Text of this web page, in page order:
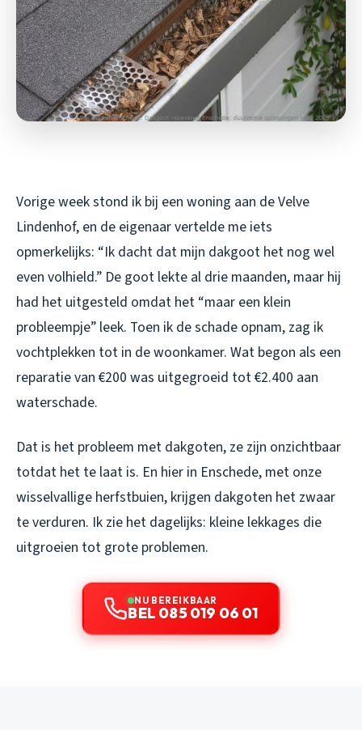
Vorige week stond ik bij een woning aan de Velve
Lindenhof, en de eigenaar vertelde me iets
opmerkelijks: “Ik dacht dat mijn dakgoot het nog wel
even volhield.” De goot lekte al drie maanden, maar hij
had het uitgesteld omdat het “maar een klein
probleempje” leek. Toen ik de schade opnam, zag ik
vochtplekken tot in de woonkamer. Wat begon als een
reparatie van €200 was uitgegroeid tot €2.400 aan
waterschade.
Dat is het probleem met dakgoten, ze zijn onzichtbaar
totdat het te laat is. En hier in Enschede, met onze
wisselvallige herfstbuien, krijgen dakgoten het zwaar
te verduren. Ik zie het dagelijks: kleine lekkages die
uitgroeien tot grote problemen.
NU BEREIKBAAR
BEL 085 019 06 01